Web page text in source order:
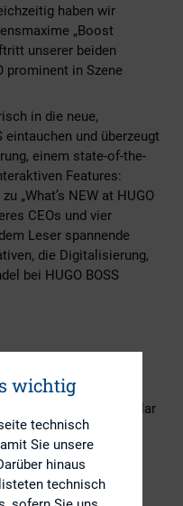
haben wir
„Boost
unserer beiden
prominent in Szene
in die neue,
eintauchen und überzeugt
einem state-of-the-
Features:
„What’s NEW at HUGO
CEOs und vier
Leser spannende
die Digitalisierung,
bei HUGO BOSS
digitalen
bei allen Features klar
kapitelspezifische
sowie
für das perfekte
Mehrwert.
wichtig
technisch
Sie unsere
hinaus
technisch